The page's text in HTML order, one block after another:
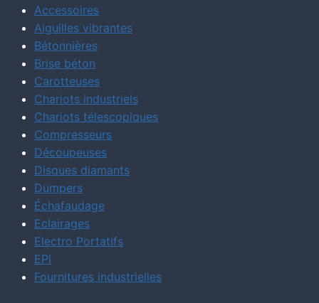
Accessoires
Aiguilles vibrantes
Bétonnières
Brise béton
Carotteuses
Chariots industriels
Chariots télescopiques
Compresseurs
Découpeuses
Disques diamants
Dumpers
Échafaudage
Eclairages
Electro Portatifs
EPI
Fournitures industrielles